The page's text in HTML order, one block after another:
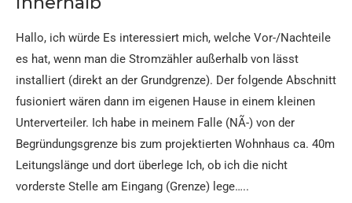
Hallo, ich würde Es interessiert mich, welche Vor-/Nachteile
es hat, wenn man die Stromzähler außerhalb von lässt
installiert (direkt an der Grundgrenze). Der folgende Abschnitt
fusioniert wären dann im eigenen Hause in einem kleinen
Unterverteiler. Ich habe in meinem Falle (NÃ-) von der
Begründungsgrenze bis zum projektierten Wohnhaus ca. 40m
Leitungslänge und dort überlege Ich, ob ich die nicht
vorderste Stelle am Eingang (Grenze) lege…..